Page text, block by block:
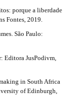
porque a liberdade
Fontes, 2019.
São Paulo:
Editora JusPodivm,
in South Africa
of Edinburgh,